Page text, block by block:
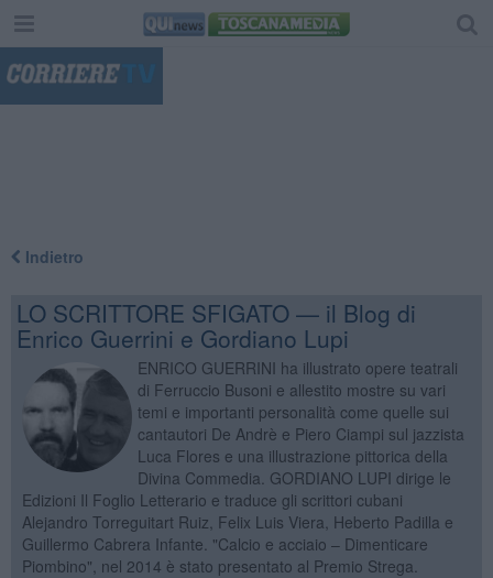
Indietro
LO SCRITTORE SFIGATO — il Blog di
Enrico Guerrini e Gordiano Lupi
ENRICO GUERRINI ha illustrato opere teatrali
di Ferruccio Busoni e allestito mostre su vari
temi e importanti personalità come quelle sui
cantautori De Andrè e Piero Ciampi sul jazzista
Luca Flores e una illustrazione pittorica della
Divina Commedia. GORDIANO LUPI dirige le
Edizioni Il Foglio Letterario e traduce gli scrittori cubani
Alejandro Torreguitart Ruiz, Felix Luis Viera, Heberto Padilla e
Guillermo Cabrera Infante. "Calcio e acciaio – Dimenticare
Piombino", nel 2014 è stato presentato al Premio Strega.